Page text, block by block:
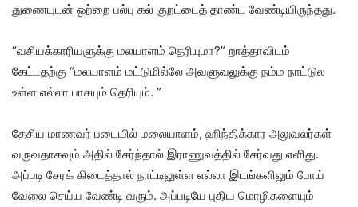
துணையுடன் ஒற்றை பல்பு கல் குறட்டைத் தாண்ட வேண்டியிருந்தது.
“வசியக்காரியளுக்கு மலயாளம் தெரியுமா?” றாத்தாவிடம்
கேட்டதற்கு “மலயாளம் மட்டுமில்லே அவளுவலுக்கு நம்ம நாட்டுல
உள்ள எல்லா பாசயும் தெரியும். ”
தேசிய மாணவர் படையில் மலையாளம், ஹிந்திக்கார அலுவலர்கள்
வருவதாகவும் அதில் சேர்ந்தால் இராணுவத்தில் சேர்வது எளிது.
அப்படி சேரக் கிடைத்தால் நாட்டிலுள்ள எல்லா இடங்களிலும் போய்
வேலை செய்ய வேண்டி வரும். அப்படியே புதிய மொழிகளையும்